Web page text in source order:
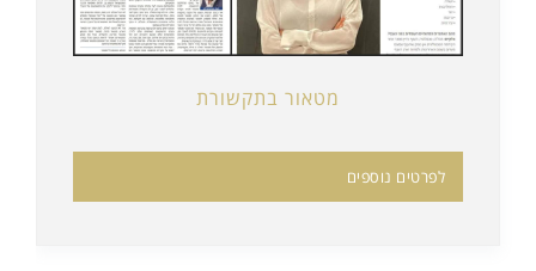
מטאור בתקשורת
לפרטים נוספים